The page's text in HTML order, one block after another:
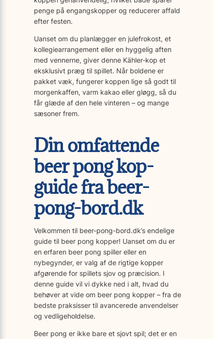
penge på engangskopper og reducerer affald
efter festen.
Uanset om du planlægger en julefrokost, et
kollegiearrangement eller en hyggelig aften
med vennerne, giver denne Kähler‐kop et
eksklusivt præg til spillet. Når boldene er
pakket væk, fungerer koppen lige så godt til
morgenkaffen, varm kakao eller gløgg, så du
får glæde af den hele vinteren – og mange
sæsoner frem.
Din omfattende
beer pong kop-
guide fra beer-
pong-bord.dk
Velkommen til beer-pong-bord.dk’s endelige
guide til beer pong kopper! Uanset om du er
en erfaren beer pong spiller eller en
nybegynder, er valg af de rigtige kopper
afgørende for spillets sjov og præcision. I
denne guide vil vi dykke ned i alt, hvad du
behøver at vide om beer pong kopper – fra de
bedste praksisser til avancerede anvendelser
og vedligeholdelse.
Beer pong er ikke bare et sjovt spil; det er en